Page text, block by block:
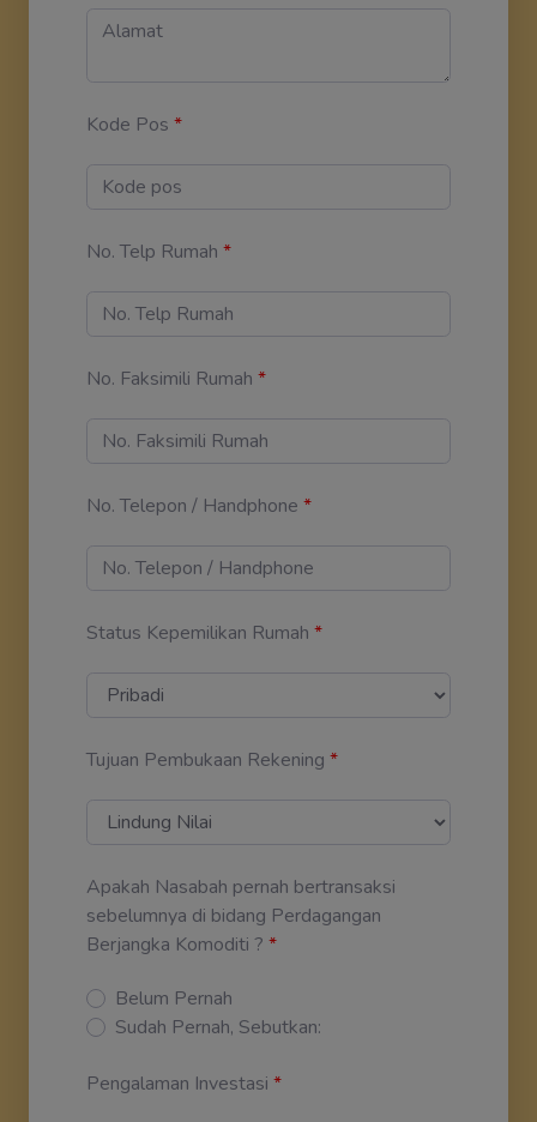
Kode Pos *
No. Telp Rumah *
No. Faksimili Rumah *
No. Telepon / Handphone *
Status Kepemilikan Rumah *
Tujuan Pembukaan Rekening *
Apakah Nasabah pernah bertransaksi
sebelumnya di bidang Perdagangan
Berjangka Komoditi ? *
Belum Pernah
Sudah Pernah, Sebutkan:
Pengalaman Investasi *